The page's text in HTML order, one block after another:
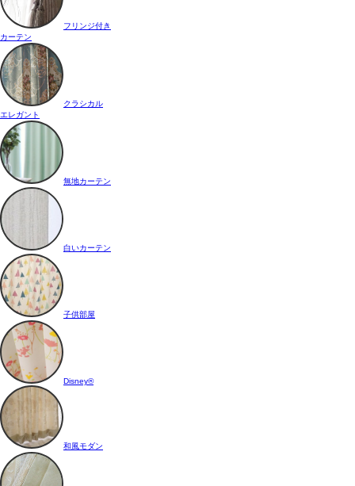
フリンジ付き
カーテン
クラシカル
エレガント
無地カーテン
白いカーテン
子供部屋
Disney®
和風モダン